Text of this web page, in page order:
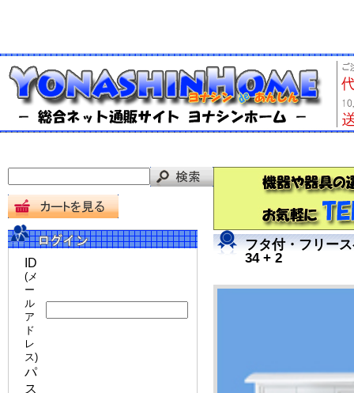
ID
(メ
ー
ル
ア
ド
レ
ス)
パ
ス
フタ付・フリー
34 + 2